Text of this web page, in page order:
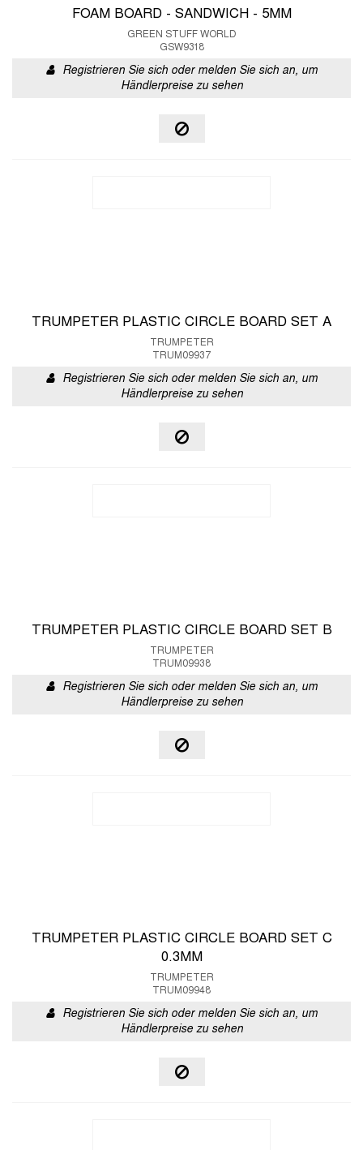
FOAM BOARD - SANDWICH - 5MM
GREEN STUFF WORLD
GSW9318
Registrieren Sie sich oder melden Sie sich an, um
Händlerpreise zu sehen
TRUMPETER PLASTIC CIRCLE BOARD SET A
TRUMPETER
TRUM09937
Registrieren Sie sich oder melden Sie sich an, um
Händlerpreise zu sehen
TRUMPETER PLASTIC CIRCLE BOARD SET B
TRUMPETER
TRUM09938
Registrieren Sie sich oder melden Sie sich an, um
Händlerpreise zu sehen
TRUMPETER PLASTIC CIRCLE BOARD SET C
0.3MM
TRUMPETER
TRUM09948
Registrieren Sie sich oder melden Sie sich an, um
Händlerpreise zu sehen